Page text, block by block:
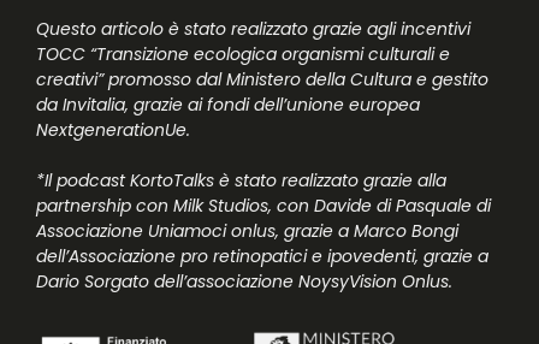
Questo articolo è stato realizzato grazie agli incentivi
TOCC “Transizione ecologica organismi culturali e
creativi” promosso dal Ministero della Cultura e gestito
da Invitalia, grazie ai fondi dell’unione europea
NextgenerationUe.
*Il podcast KortoTalks è stato realizzato grazie alla
partnership con Milk Studios, con Davide di Pasquale di
Associazione Uniamoci onlus, grazie a Marco Bongi
dell’Associazione pro retinopatici e ipovedenti, grazie a
Dario Sorgato dell’associazione NoysyVision Onlus.